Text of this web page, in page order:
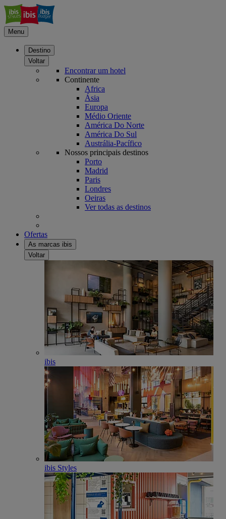
Menu
Destino
Voltar
Encontrar um hotel
Continente
Africa
Ásia
Europa
Médio Oriente
América Do Norte
América Do Sul
Austrália-Pacífico
Nossos principais destinos
Porto
Madrid
Paris
Londres
Oeiras
Ver todas as destinos
Ofertas
As marcas ibis
Voltar
ibis
ibis Styles